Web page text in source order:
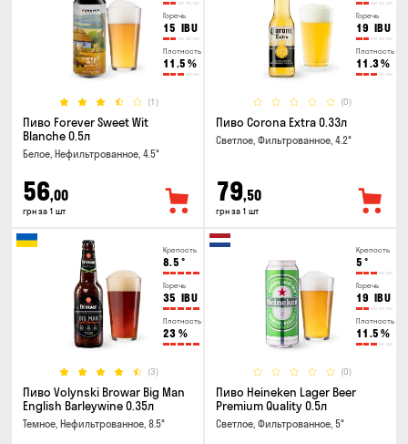
Горечь
15 IBU
Плотность
11.5 %
(1)
Пиво Forever Sweet Wit
Blanche 0.5л
Белое, Нефильтрованное, 4.5°
56,00
грн за 1 шт
Горечь
19 IBU
Плотность
11.3%
(0)
Пиво Corona Extra 0.33л
Светлое, Фильтрованное, 4.2°
79,50
грн за 1 шт
Крепость
8.5 °
Горечь
35 IBU
Плотность
23 %
(3)
Пиво Volynski Browar Big Man
English Barleywine 0.35л
Темное, Нефильтрованное, 8.5°
Крепость
5 °
Горечь
19 IBU
Плотность
11.5 %
(0)
Пиво Heineken Lager Beer
Premium Quality 0.5л
Светлое, Фильтрованное, 5°